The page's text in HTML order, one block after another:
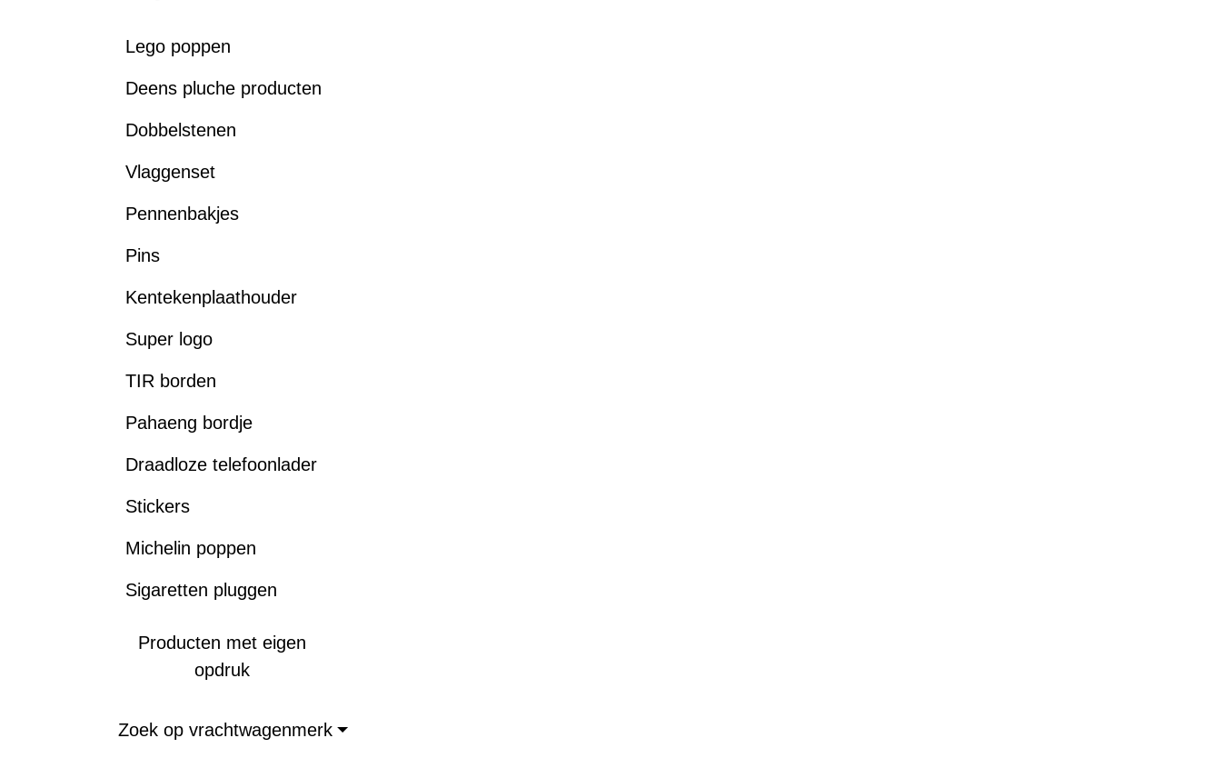
Lego poppen
Deens pluche producten
Dobbelstenen
Vlaggenset
Pennenbakjes
Pins
Kentekenplaathouder
Super logo
TIR borden
Pahaeng bordje
Draadloze telefoonlader
Stickers
Michelin poppen
Sigaretten pluggen
Producten met eigen
opdruk
Zoek op vrachtwagenmerk